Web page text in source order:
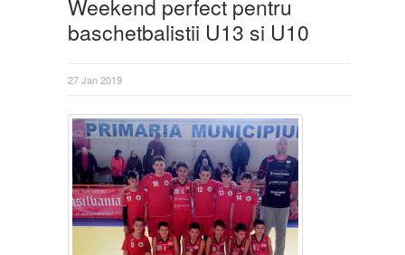
Weekend perfect pentru
baschetbalistii U13 si U10
27 Jan 2019